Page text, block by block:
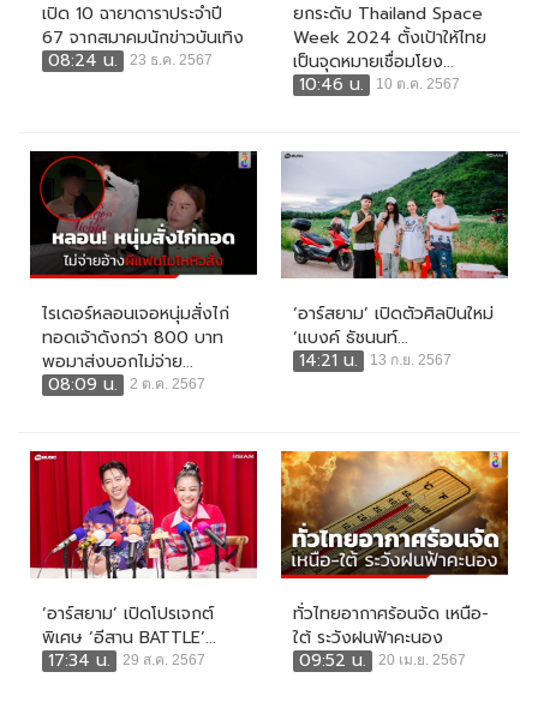
เปิด 10 ฉายาดาราประจำปี
67 จากสมาคมนักข่าวบันเทิง
08:24 น.
23 ธ.ค. 2567
ยกระดับ Thailand Space
Week 2024 ตั้งเป้าให้ไทย
เป็นจุดหมายเชื่อมโยง...
10:46 น.
10 ต.ค. 2567
ไรเดอร์หลอนเจอหนุ่มสั่งไก่
ทอดเจ้าดังกว่า 800 บาท
พอมาส่งบอกไม่จ่าย...
08:09 น.
2 ต.ค. 2567
‘อาร์สยาม’ เปิดตัวศิลปินใหม่
‘แบงค์ ธัชนนท์...
14:21 น.
13 ก.ย. 2567
‘อาร์สยาม’ เปิดโปรเจกต์
พิเศษ ‘อีสาน BATTLE’...
17:34 น.
29 ส.ค. 2567
ทั่วไทยอากาศร้อนจัด เหนือ-
ใต้ ระวังฝนฟ้าคะนอง
09:52 น.
20 เม.ย. 2567